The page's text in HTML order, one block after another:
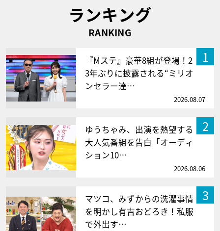
ランキング
RANKING
1
『Mステ』豪華8組が登場！2
3年ぶりに披露される“ミリオ
ンセラー達…
2026.08.07
2
ゆうちゃみ、出演を熱望する
大人気番組を告白「オーディ
ション10…
2026.08.06
3
マツコ、みずからの洗濯事情
を明かし有吉おどろき！私服
で外出す…